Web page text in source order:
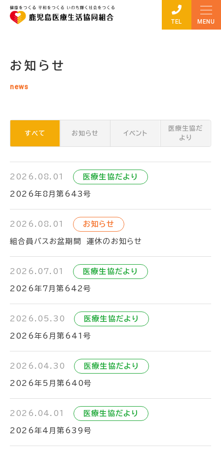
TEL
お知らせ
news
すべて お知らせ イベント
医療生協だ
より
2026.08.01 医療生協だより
2026年8月第643号
2026.08.01 お知らせ
組合員バスお盆期間 運休のお知らせ
2026.07.01 医療生協だより
2026年7月第642号
2026.05.30 医療生協だより
2026年6月第641号
2026.04.30 医療生協だより
2026年5月第640号
2026.04.01 医療生協だより
2026年4月第639号